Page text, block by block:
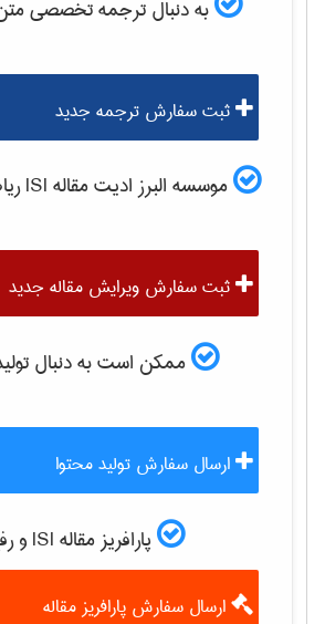
به دنبال ترجمه تخصصی
ثبت سفارش ترجمه جدید
موسسه البرز ادیت مقاله ISI
ثبت سفارش ویرایش مقاله جدید
ممکن است به دنبال
ارسال سفارش تولید محتوا
پارافریز مقاله ISI و رفع plagiarism
ارسال سفارش پارافریز مقاله